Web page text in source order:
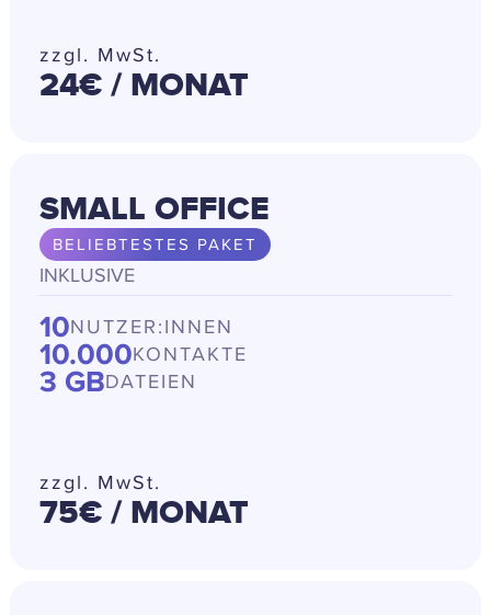
zzgl. MwSt.
24€ / MONAT
SMALL OFFICE
BELIEBTESTES PAKET
INKLUSIVE
10NUTZER:INNEN
10.000KONTAKTE
3 GBDATEIEN
zzgl. MwSt.
75€ / MONAT